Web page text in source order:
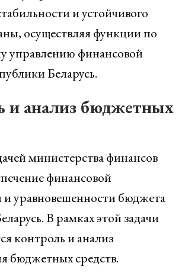
и устойчивого
осуществляя функции по
управлению финансовой
Беларусь.
и анализ бюджетных
министерства финансов
финансовой
и уравновешенности бюджета
В рамках этой задачи
контроль и анализ
бюджетных средств.